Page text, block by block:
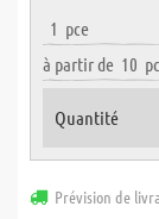
1 pce
à partir de 10
Quantité
Prévision de